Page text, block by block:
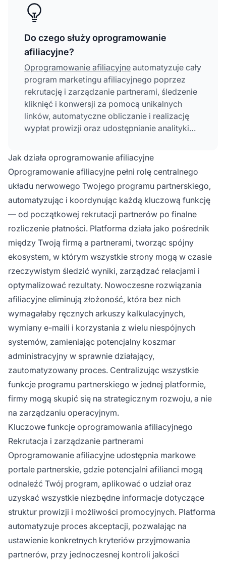
Do czego służy oprogramowanie
afiliacyjne?
Oprogramowanie afiliacyjne automatyzuje cały
program marketingu afiliacyjnego poprzez
rekrutację i zarządzanie partnerami, śledzenie
kliknięć i konwersji za pomocą unikalnych
linków, automatyczne obliczanie i realizację
wypłat prowizji oraz udostępnianie analityki
optymalizacji rezultatów programu.
Jak działa oprogramowanie afiliacyjne
Oprogramowanie afiliacyjne pełni rolę centralnego
układu nerwowego Twojego programu partnerskiego,
automatyzując i koordynując każdą kluczową funkcję
— od początkowej rekrutacji partnerów po finalne
rozliczenie płatności. Platforma działa jako pośrednik
między Twoją firmą a partnerami, tworząc spójny
ekosystem, w którym wszystkie strony mogą w czasie
rzeczywistym śledzić wyniki, zarządzać relacjami i
optymalizować rezultaty. Nowoczesne rozwiązania
afiliacyjne eliminują złożoność, która bez nich
wymagałaby ręcznych arkuszy kalkulacyjnych,
wymiany e-maili i korzystania z wielu niespójnych
systemów, zamieniając potencjalny koszmar
administracyjny w sprawnie działający,
zautomatyzowany proces. Centralizując wszystkie
funkcje programu partnerskiego w jednej platformie,
firmy mogą skupić się na strategicznym rozwoju, a nie
na zarządzaniu operacyjnym.
Kluczowe funkcje oprogramowania afiliacyjnego
Rekrutacja i zarządzanie partnerami
Oprogramowanie afiliacyjne udostępnia markowe
portale partnerskie, gdzie potencjalni afilianci mogą
odnaleźć Twój program, aplikować o udział oraz
uzyskać wszystkie niezbędne informacje dotyczące
struktur prowizji i możliwości promocyjnych. Platforma
automatyzuje proces akceptacji, pozwalając na
ustawienie konkretnych kryteriów przyjmowania
partnerów, przy jednoczesnej kontroli jakości